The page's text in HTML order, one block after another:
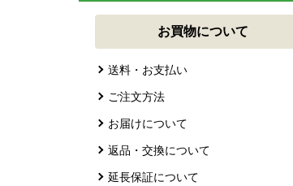
お買物について
送料・お支払い
ご注文方法
お届けについて
返品・交換について
延長保証について